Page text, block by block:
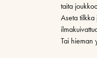
taita
Aseta
Tai hieman